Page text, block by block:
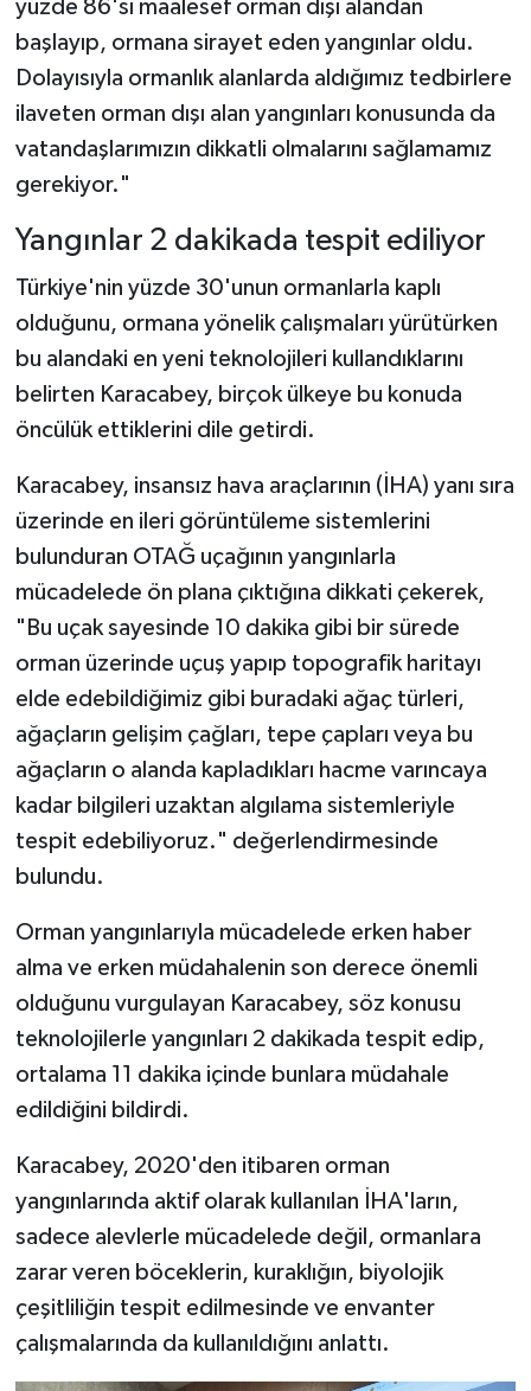
yüzde 86'sı maalesef orman dışı alandan
başlayıp, ormana sirayet eden yangınlar oldu.
Dolayısıyla ormanlık alanlarda aldığımız tedbirlere
ilaveten orman dışı alan yangınları konusunda da
vatandaşlarımızın dikkatli olmalarını sağlamamız
gerekiyor."
Yangınlar 2 dakikada tespit ediliyor
Türkiye'nin yüzde 30'unun ormanlarla kaplı
olduğunu, ormana yönelik çalışmaları yürütürken
bu alandaki en yeni teknolojileri kullandıklarını
belirten Karacabey, birçok ülkeye bu konuda
öncülük ettiklerini dile getirdi.
Karacabey, insansız hava araçlarının (İHA) yanı sıra
üzerinde en ileri görüntüleme sistemlerini
bulunduran OTAĞ uçağının yangınlarla
mücadelede ön plana çıktığına dikkati çekerek,
"Bu uçak sayesinde 10 dakika gibi bir sürede
orman üzerinde uçuş yapıp topografik haritayı
elde edebildiğimiz gibi buradaki ağaç türleri,
ağaçların gelişim çağları, tepe çapları veya bu
ağaçların o alanda kapladıkları hacme varıncaya
kadar bilgileri uzaktan algılama sistemleriyle
tespit edebiliyoruz." değerlendirmesinde
bulundu.
Orman yangınlarıyla mücadelede erken haber
alma ve erken müdahalenin son derece önemli
olduğunu vurgulayan Karacabey, söz konusu
teknolojilerle yangınları 2 dakikada tespit edip,
ortalama 11 dakika içinde bunlara müdahale
edildiğini bildirdi.
Karacabey, 2020'den itibaren orman
yangınlarında aktif olarak kullanılan İHA'ların,
sadece alevlerle mücadelede değil, ormanlara
zarar veren böceklerin, kuraklığın, biyolojik
çeşitliliğin tespit edilmesinde ve envanter
çalışmalarında da kullanıldığını anlattı.